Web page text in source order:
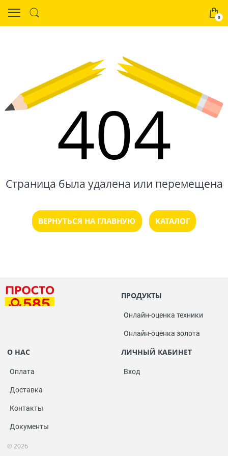
0
404
Страница была удалена или перемещена
ВЕРНУТЬСЯ НА ГЛАВНУЮ КАТАЛОГ
ПРОДУКТЫ
Онлайн-оценка техники
Онлайн-оценка золота
О НАС
Оплата
Доставка
Контакты
Документы
ЛИЧНЫЙ КАБИНЕТ
Вход
© 2026